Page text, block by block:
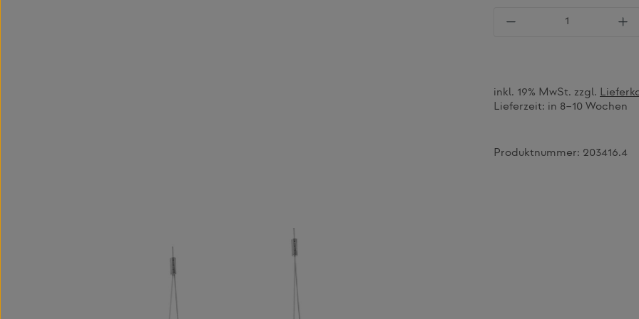
Produkt Anzahl:
inkl. 19% MwSt. zzgl.
Lieferzeit: in 8–10 Wochen
Produktnummer: 203416.4